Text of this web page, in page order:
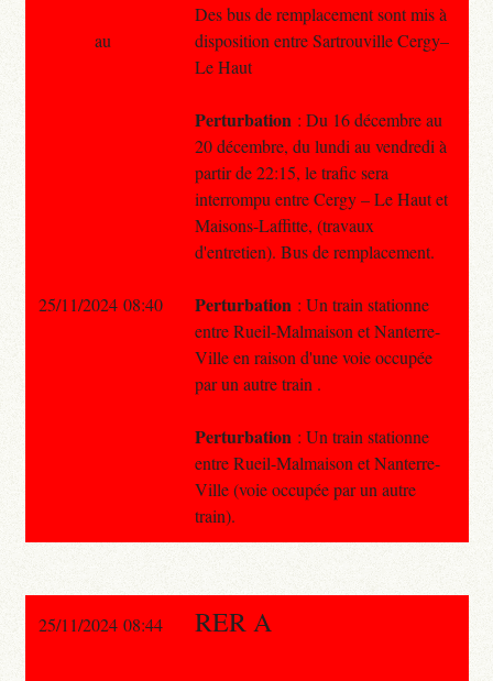
Des bus de remplacement sont mis à
disposition entre Sartrouville Cergy–
Le Haut
Perturbation : Du 16 décembre au
20 décembre, du lundi au vendredi à
partir de 22:15, le trafic sera
interrompu entre Cergy – Le Haut et
Maisons-Laffitte, (travaux
d'entretien). Bus de remplacement.
Perturbation : Un train stationne
entre Rueil-Malmaison et Nanterre-
Ville en raison d'une voie occupée
par un autre train .
Perturbation : Un train stationne
entre Rueil-Malmaison et Nanterre-
Ville (voie occupée par un autre
train).
au
25/11/2024 08:40
25/11/2024 08:44 RER A